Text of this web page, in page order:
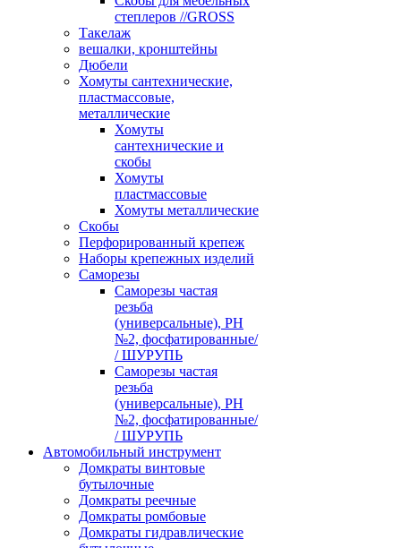
степлеров //GROSS
Такелаж
вешалки, кронштейны
Дюбели
Хомуты сантехнические,
пластмассовые,
металлические
Хомуты
сантехнические и
скобы
Хомуты
пластмассовые
Хомуты металлические
Скобы
Перфорированный крепеж
Наборы крепежных изделий
Саморезы
Саморезы частая
резьба
(универсальные), PH
№2, фосфатированные/
/ ШУРУПЬ
Саморезы частая
резьба
(универсальные), PH
№2, фосфатированные/
/ ШУРУПЬ
Автомобильный инструмент
Домкраты винтовые
бутылочные
Домкраты реечные
Домкраты ромбовые
Домкраты гидравлические